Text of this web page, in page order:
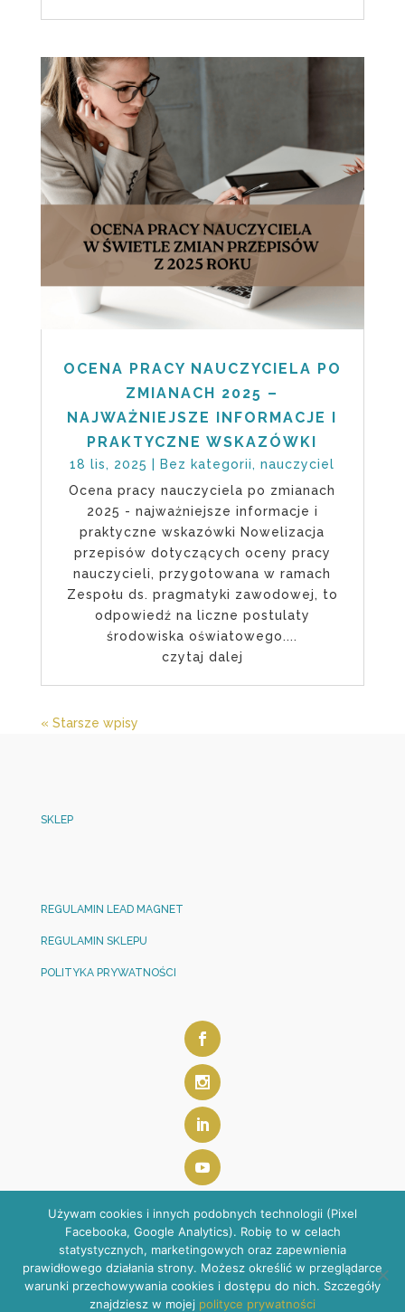
OCENA PRACY NAUCZYCIELA PO
ZMIANACH 2025 –
NAJWAŻNIEJSZE INFORMACJE I
PRAKTYCZNE WSKAZÓWKI
18 lis, 2025 Bez kategorii,nauczyciel
Ocena pracy nauczyciela po zmianach
2025 - najważniejsze informacje i
praktyczne wskazówki Nowelizacja
przepisów dotyczących oceny pracy
nauczycieli, przygotowana w ramach
Zespołu ds. pragmatyki zawodowej, to
odpowiedź na liczne postulaty
środowiska oświatowego....
czytaj dalej
« Starsze wpisy
SKLEP
REGULAMIN LEAD MAGNET
REGULAMIN SKLEPU
POLITYKA PRYWATNOŚCI
ANETA SZOSTAK-SULEWSKA | kontakt@anetaszostak.pl
Używam cookies i innych podobnych technologii (Pixel
Facebooka, Google Analytics). Robię to w celach
statystycznych, marketingowych oraz zapewnienia
prawidłowego działania strony. Możesz określić w przeglądarce
warunki przechowywania cookies i dostępu do nich. Szczegóły
znajdziesz w mojej polityce prywatności